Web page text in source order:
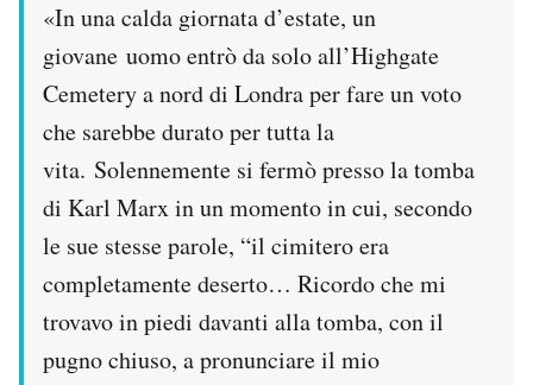
«In una calda giornata d’estate, un
giovane uomo entrò da solo all’Highgate
Cemetery a nord di Londra per fare un voto
che sarebbe durato per tutta la
vita. Solennemente si fermò presso la tomba
di Karl Marx in un momento in cui, secondo
le sue stesse parole, “il cimitero era
completamente deserto… Ricordo che mi
trovavo in piedi davanti alla tomba, con il
pugno chiuso, a pronunciare il mio